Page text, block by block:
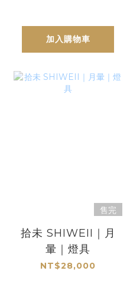
加入購物車
售完
拾未 SHIWEII｜月
暈｜燈具
NT$28,000